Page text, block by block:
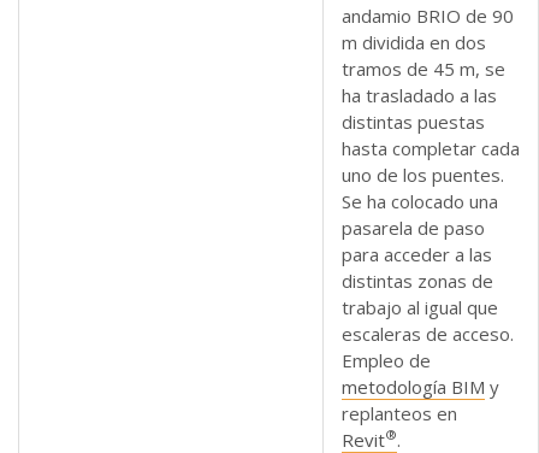
andamio BRIO de 90
m dividida en dos
tramos de 45 m, se
ha trasladado a las
distintas puestas
hasta completar cada
uno de los puentes.
Se ha colocado una
pasarela de paso
para acceder a las
distintas zonas de
trabajo al igual que
escaleras de acceso.
Empleo de
metodología BIM y
replanteos en
Revit®.